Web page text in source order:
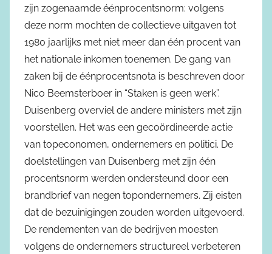
zijn zogenaamde éénprocentsnorm: volgens
deze norm mochten de collectieve uitgaven tot
1980 jaarlijks met niet meer dan één procent van
het nationale inkomen toenemen. De gang van
zaken bij de éénprocentsnota is beschreven door
Nico Beemsterboer in “Staken is geen werk”.
Duisenberg overviel de andere ministers met zijn
voorstellen. Het was een gecoördineerde actie
van topeconomen, ondernemers en politici. De
doelstellingen van Duisenberg met zijn één
procentsnorm werden ondersteund door een
brandbrief van negen topondernemers. Zij eisten
dat de bezuinigingen zouden worden uitgevoerd.
De rendementen van de bedrijven moesten
volgens de ondernemers structureel verbeteren